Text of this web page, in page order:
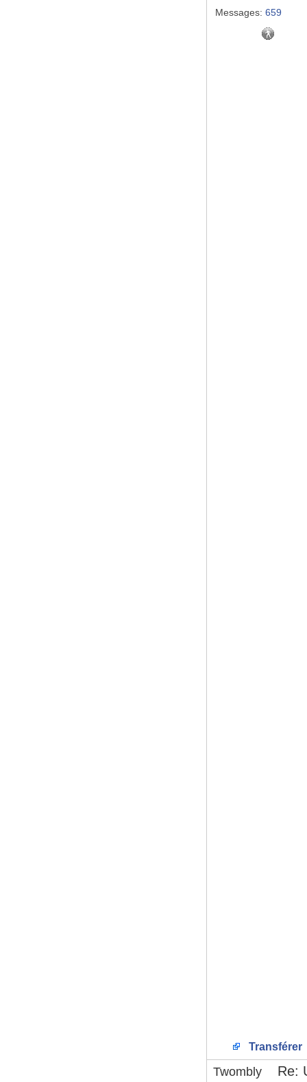
Messages: 659
Transférer
Twombly Re: